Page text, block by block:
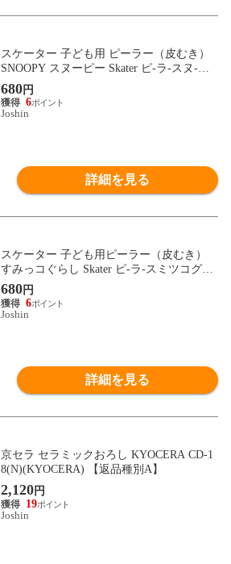
スケーター 子ども用 ピーラー（皮むき）
SNOOPY スヌーピー Skater ピ-ラ-スヌ-ピ-
【返品種別A】
680円
6
Joshin
詳細を見る
スケーター 子ども用ピーラー（皮むき）
すみっコぐらし Skater ピ-ラ-スミツコグラ
シ 【返品種別A】
680円
6
Joshin
詳細を見る
京セラ セラミックおろし KYOCERA CD-1
8(N)(KYOCERA) 【返品種別A】
2,120円
19
Joshin